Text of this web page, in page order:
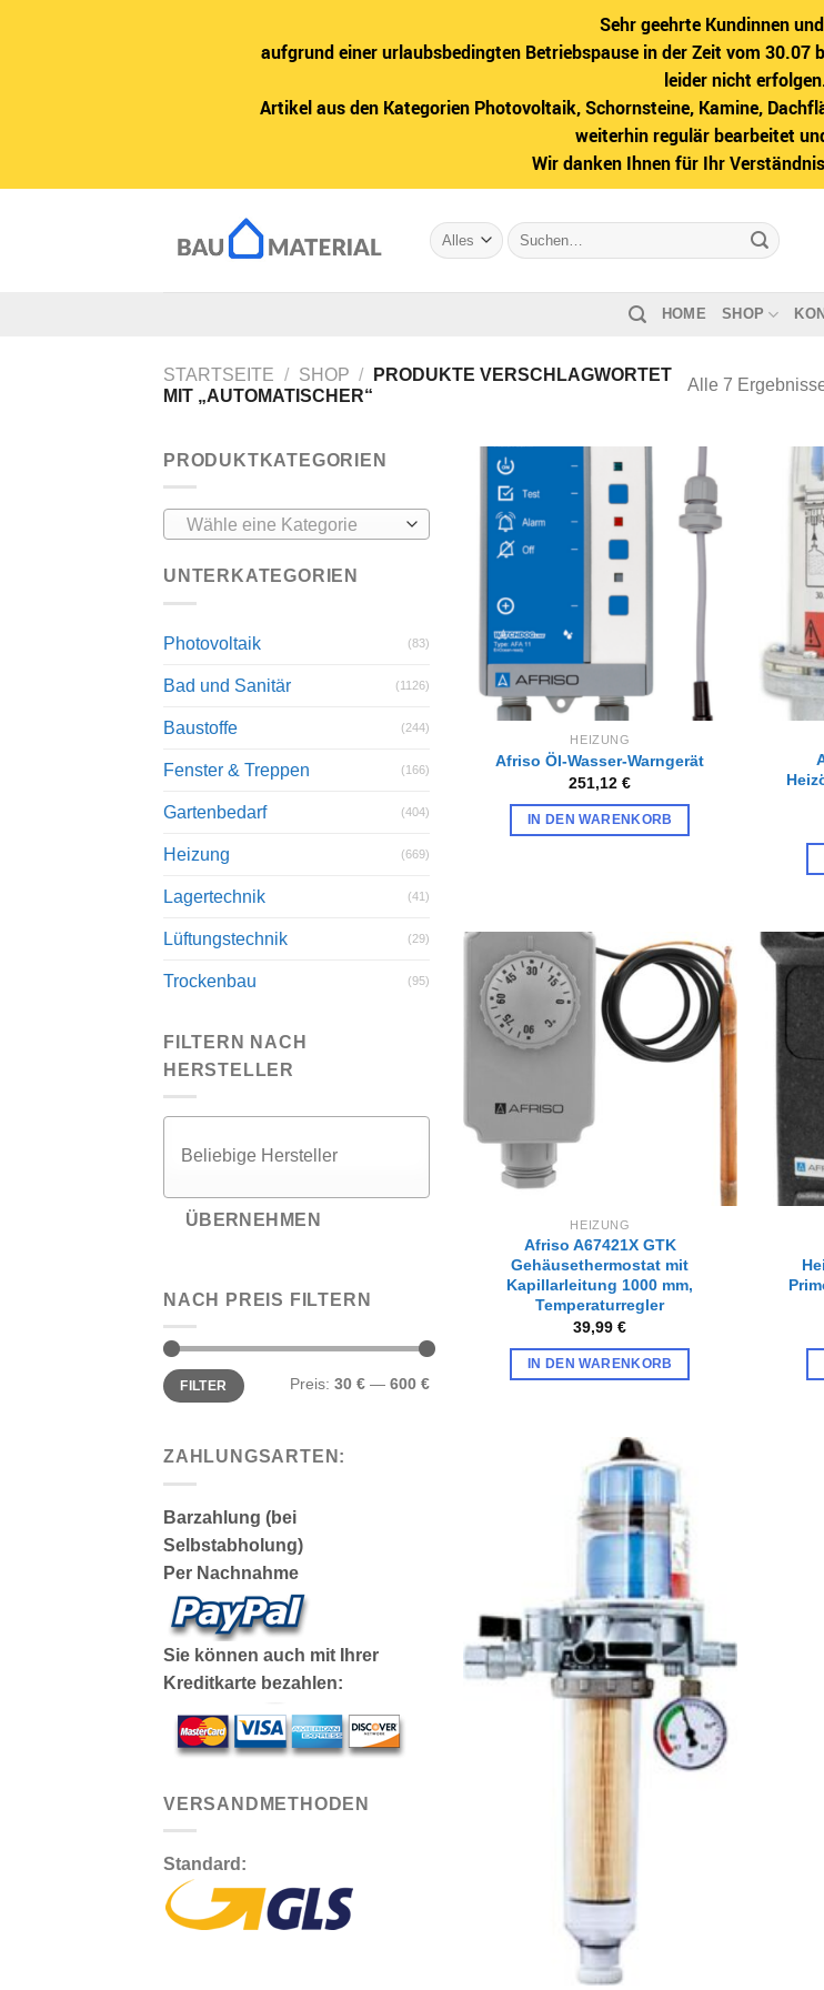
Sehr geehrte Kundinnen
aufgrund einer urlaubsbedingten Betriebspause in der Zeit vom
leider nicht
Artikel aus den Kategorien Photovoltaik, Schornsteine, Kamine,
weiterhin regulär bearbeitet
Wir danken Ihnen für Ihr
Suche
nach:
HOME SHOP
STARTSEITE / SHOP /
PRODUKTE VERSCHLAGWORTET
MIT „AUTOMATISCHER“
Alle 7
PRODUKTKATEGORIEN
Wähle eine Kategorie
UNTERKATEGORIEN
Photovoltaik (83)
Bad und Sanitär (1126)
Baustoffe (244)
Fenster & Treppen (166)
Gartenbedarf (404)
Heizung (669)
Lagertechnik (41)
Lüftungstechnik (29)
Trockenbau (95)
FILTERN NACH
HERSTELLER
ÜBERNEHMEN
NACH PREIS FILTERN
Min.
Preis
Max.
PreisFILTER Preis: 30 € — 600 €
ZAHLUNGSARTEN:
Barzahlung (bei
Selbstabholung)
Per Nachnahme
Sie können auch mit Ihrer
Kreditkarte bezahlen:
VERSANDMETHODEN
Standard:
Zur
Wunschliste
hinzufügen
HEIZUNG
Afriso Öl-Wasser-Warngerät
251,12€
IN DEN WARENKORB
Zur
Wunschliste
hinzufügen
HEIZUNG
Afriso A67421X GTK
Gehäusethermostat mit
Kapillarleitung 1000 mm,
Temperaturregler
39,99€
IN DEN WARENKORB
Wunschliste
hinzufügen